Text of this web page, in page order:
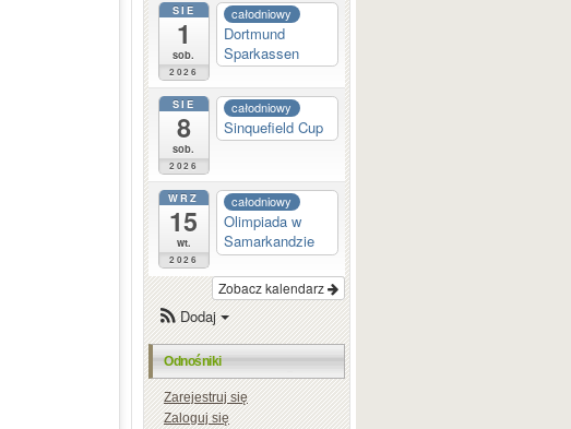
SIE
1
sob.
2026
całodniowy
Dortmund
Sparkassen
SIE
8
sob.
2026
całodniowy
Sinquefield Cup
WRZ
15
wt.
2026
całodniowy
Olimpiada w
Samarkandzie
Zobacz kalendarz
Dodaj
Odnośniki
Zarejestruj się
Zaloguj się